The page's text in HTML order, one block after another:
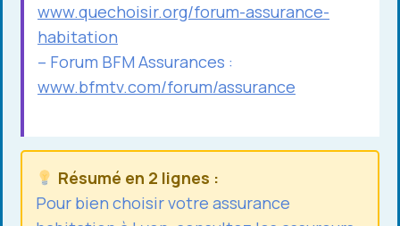
www.quechoisir.org/forum-assurance-
habitation
– Forum BFM Assurances :
www.bfmtv.com/forum/assurance
Résumé en 2 lignes :
Pour bien choisir votre assurance